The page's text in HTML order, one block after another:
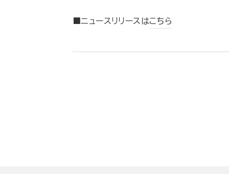
■ニュースリリースはこちら